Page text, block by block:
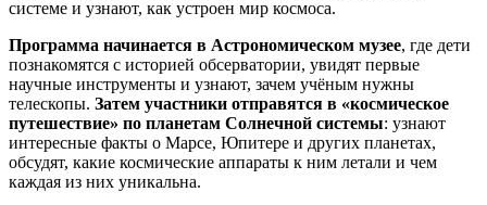
системе и узнают, как устроен мир космоса.
Программа начинается в Астрономическом музее, где дети
познакомятся с историей обсерватории, увидят первые
научные инструменты и узнают, зачем учёным нужны
телескопы. Затем участники отправятся в «космическое
путешествие» по планетам Солнечной системы: узнают
интересные факты о Марсе, Юпитере и других планетах,
обсудят, какие космические аппараты к ним летали и чем
каждая из них уникальна.